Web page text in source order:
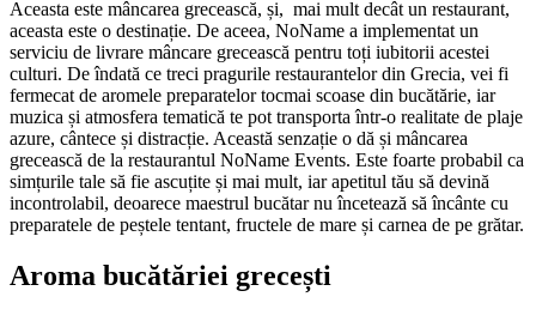
Aceasta este mâncarea grecească, și, mai mult decât un restaurant,
aceasta este o destinație. De aceea, NoName a implementat un
serviciu de livrare mâncare grecească pentru toți iubitorii acestei
culturi. De îndată ce treci pragurile restaurantelor din Grecia, vei fi
fermecat de aromele preparatelor tocmai scoase din bucătărie, iar
muzica și atmosfera tematică te pot transporta într-o realitate de plaje
azure, cântece și distracție. Această senzație o dă și mâncarea
grecească de la restaurantul NoName Events. Este foarte probabil ca
simțurile tale să fie ascuțite și mai mult, iar apetitul tău să devină
incontrolabil, deoarece maestrul bucătar nu încetează să încânte cu
preparatele de peștele tentant, fructele de mare și carnea de pe grătar.
Aroma bucătăriei grecești